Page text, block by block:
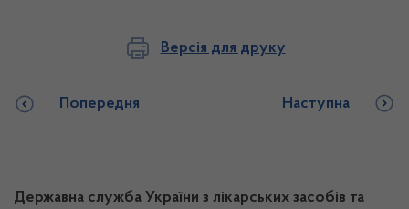
Версія для друку
Попередня Наступна
Державна служба України з лікарських засобів та